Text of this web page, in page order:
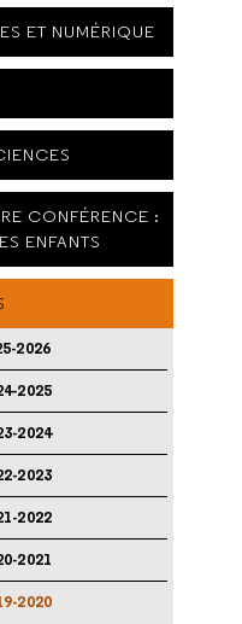
ET NUMÉRIQUE
CONFÉRENCE :
ENFANTS
2026
2025
2024
2023
2022
2021
2020